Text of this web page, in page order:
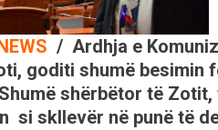
/ Ardhja e
goditi shumë besimin
shërbëtor të
si skllevër në punë të